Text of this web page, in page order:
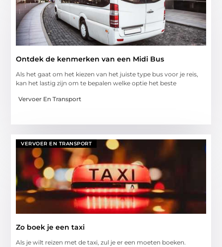
Ontdek de kenmerken van een Midi Bus
Als het gaat om het kiezen van het juiste type bus voor je reis,
kan het lastig zijn om te bepalen welke optie het beste
Vervoer En Transport
VERVOER EN TRANSPORT
Zo boek je een taxi
Als je wilt reizen met de taxi, zul je er een moeten boeken.